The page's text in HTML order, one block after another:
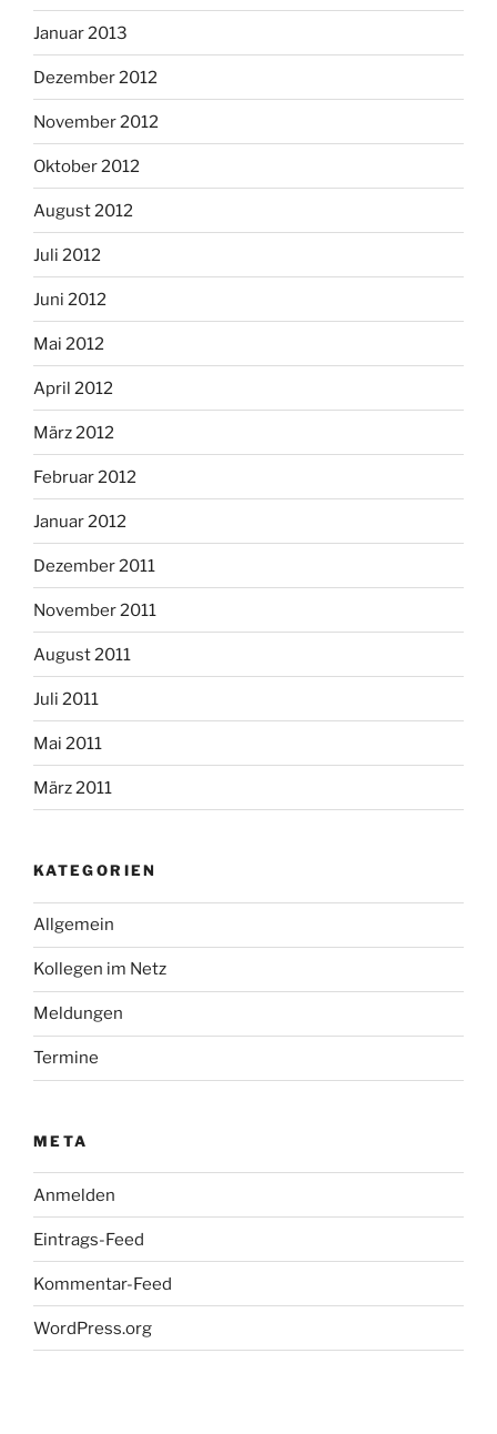
Januar 2013
Dezember 2012
November 2012
Oktober 2012
August 2012
Juli 2012
Juni 2012
Mai 2012
April 2012
März 2012
Februar 2012
Januar 2012
Dezember 2011
November 2011
August 2011
Juli 2011
Mai 2011
März 2011
KATEGORIEN
Allgemein
Kollegen im Netz
Meldungen
Termine
META
Anmelden
Eintrags-Feed
Kommentar-Feed
WordPress.org